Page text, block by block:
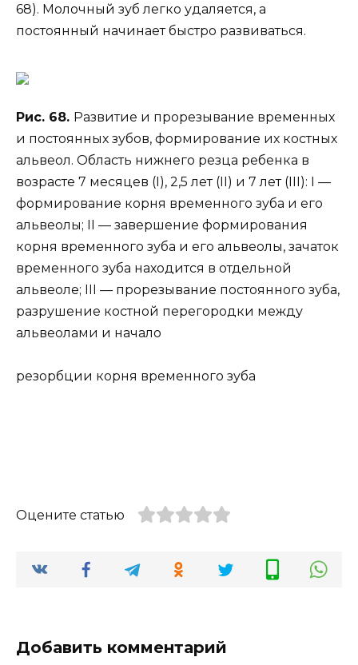
68). Молочный зуб легко удаляется, а
постоянный начинает быстро развиваться.
Рис. 68. Развитие и прорезывание временных
и постоянных зубов, формирование их костных
альвеол. Область нижнего резца ребенка в
возрасте 7 месяцев (I), 2,5 лет (II) и 7 лет (III): I —
формирование корня временного зуба и его
альвеолы; II — завершение формирования
корня временного зуба и его альвеолы, зачаток
временного зуба находится в отдельной
альвеоле; III — прорезывание постоянного зуба,
разрушение костной перегородки между
альвеолами и начало
резорбции корня временного зуба
Оцените статью
Добавить комментарий